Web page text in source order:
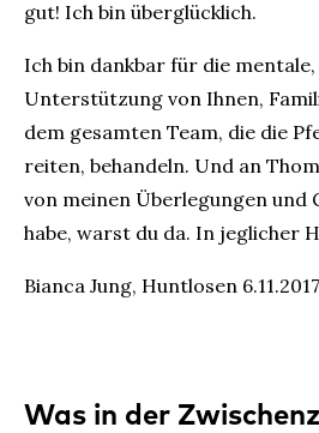
gut! Ich bin überglücklich.
Ich bin dankbar für die
Unterstützung von Ihnen,
dem gesamten Team, die die
reiten, behandeln. Und an
von meinen Überlegungen und
habe, warst du da. In jeglicher
Bianca Jung, Huntlosen 6.11.2017
Was in der